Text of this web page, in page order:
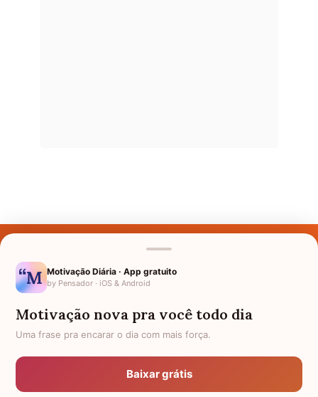
Nomes pelo Mundo
Política de Privacidade
Anuncie
Motivação Diária · App gratuito
by Pensador · iOS & Android
Motivação nova pra você todo dia
Uma frase pra encarar o dia com mais força.
Baixar grátis